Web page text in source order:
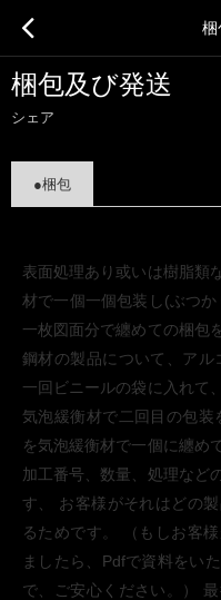
梱包及び発送
シェア
●梱包
表面処理あり或いは樹脂類
材で一個一個包装し(ぶつか
一枚図面分で纏めての梱包
鋼材の製品について、ア
一回ビニールの袋に入れて
気泡緩衡材で二回目の包
を気泡緩衡材で一個に纏め
加工番号、数量、処理など
す、 お客様がそれはどの
るためです。 （もしお客
ましたら、Pdfで資料をい
で、ご安心ください。）